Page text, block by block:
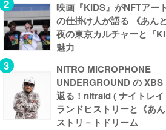
映画『KIDS』がNFTアー
の仕掛け人が語る 《あん
夜の東京カルチャーと『
魅力
NITRO MICROPHONE
UNDERGROUND の XBS
返る！nitraid ( ナイトレ
ランドヒストリーと《あ
ストリ－トドリーム